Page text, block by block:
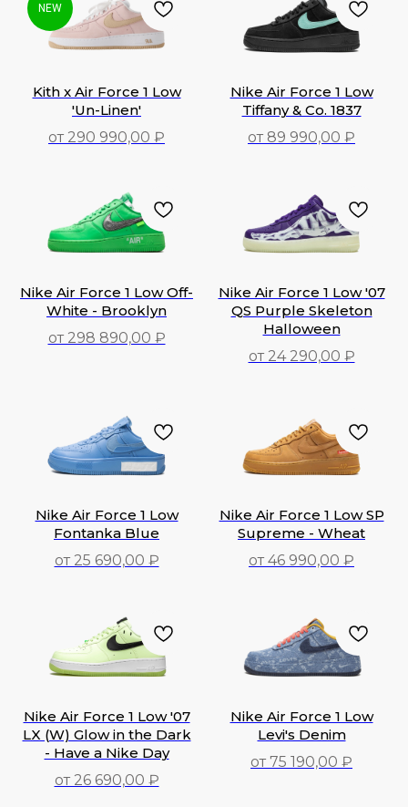
NEW
Kith x Air Force 1 Low
'Un-Linen'
от 290 990,00 ₽
Nike Air Force 1 Low
Tiffany & Co. 1837
от 89 990,00 ₽
Nike Air Force 1 Low Off-
White - Brooklyn
от 298 890,00 ₽
Nike Air Force 1 Low '07
QS Purple Skeleton
Halloween
от 24 290,00 ₽
Nike Air Force 1 Low
Fontanka Blue
от 25 690,00 ₽
Nike Air Force 1 Low SP
Supreme - Wheat
от 46 990,00 ₽
Nike Air Force 1 Low '07
LX (W) Glow in the Dark
- Have a Nike Day
от 26 690,00 ₽
Nike Air Force 1 Low
Levi's Denim
от 75 190,00 ₽